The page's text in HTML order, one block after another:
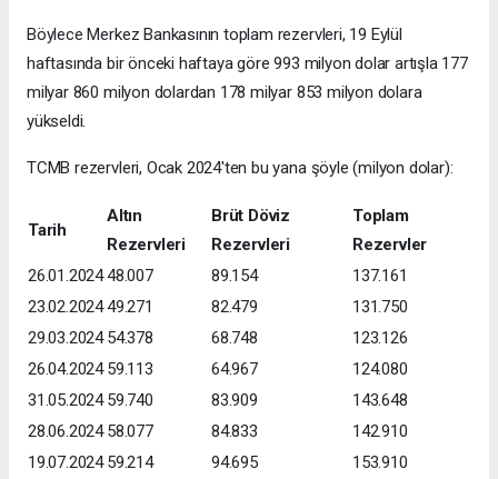
Böylece Merkez Bankasının toplam rezervleri, 19 Eylül
haftasında bir önceki haftaya göre 993 milyon dolar artışla 177
milyar 860 milyon dolardan 178 milyar 853 milyon dolara
yükseldi.
TCMB rezervleri, Ocak 2024'ten bu yana şöyle (milyon dolar):
Tarih
Altın
Rezervleri
Brüt Döviz
Rezervleri
Toplam
Rezervler
26.01.202448.007 89.154
137.161
23.02.202449.271 82.479
131.750
29.03.2024 54.378 68.748
123.126
26.04.2024 59.113 64.967
124.080
31.05.2024 59.740 83.909
143.648
28.06.2024 58.077 84.833
142.910
19.07.2024 59.214 94.695
153.910